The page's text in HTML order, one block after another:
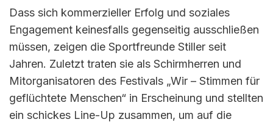
Dass sich kommerzieller Erfolg und soziales
Engagement keinesfalls gegenseitig ausschließen
müssen, zeigen die Sportfreunde Stiller seit
Jahren. Zuletzt traten sie als Schirmherren und
Mitorganisatoren des Festivals „Wir – Stimmen für
geflüchtete Menschen“ in Erscheinung und stellten
ein schickes Line-Up zusammen, um auf die